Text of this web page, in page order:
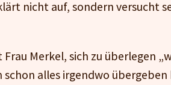
nicht auf, sondern versucht
Frau Merkel, sich zu überlegen
alles irgendwo